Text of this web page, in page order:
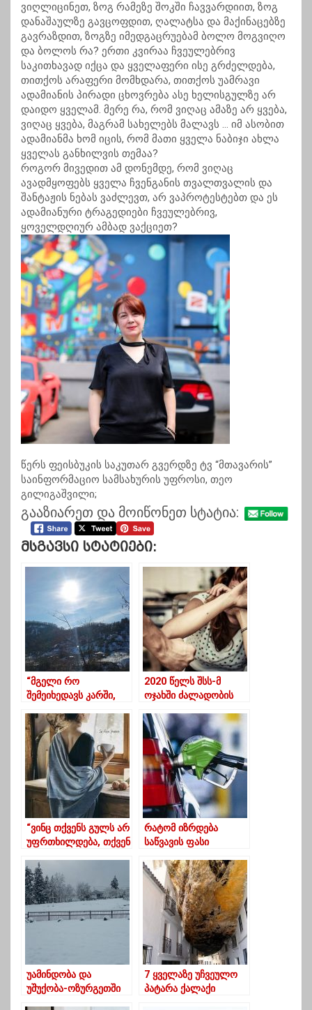
ვიღლიცინეთ, ზოგ რამეზე შოკში ჩავვარდიით, ზოგ
დანაშაულზე გავცოფდით, ღალატსა და მაქინაცებზე
გავრაზდით, ზოგზე იმედგაცრუებამ ბოლო მოგვიღო
და ბოლოს რა? ერთი კვირაა ჩვეულებრივ
საკითხავად იქცა და ყველაფერი ისე გრძელდება,
თითქოს არაფერი მომხდარა, თითქოს უამრავი
ადამიანის პირადი ცხოვრება ასე ხელისგულზე არ
დაიდო ყველამ. მერე რა, რომ ვიღაც ამაზე არ ყვება,
ვიღაც ყვება, მაგრამ სახელებს მალავს … იმ ასობით
ადამიანმა ხომ იცის, რომ მათი ყველა ნაბიჯი ახლა
ყველას განხილვის თემაა?
როგორ მივედით ამ დონემდე, რომ ვიღაც
ავადმყოფებს ყველა ჩვენგანის თვალთვალის და
შანტაჟის ნებას ვაძლევთ, არ ვაპროტესტებთ და ეს
ადამიანური ტრაგედიები ჩვეულებრივ,
ყოველდღიურ ამბად ვაქციეთ?
წერს ფეისბუკის საკუთარ გვერდზე ტვ “მთავარის”
საინფორმაციო სამსახურის უფროსი, თეო
გილიგაშვილი;
გააზიარეთ და მოიწონეთ სტატია:
Მსგავსი Სტატიები:
“მგელი რო
შემეიხედავს კარში,
ნაჭამი ვგონივარ”
2020 წელს შსს-მ
ოჯახში ძალადობის
გამოავლინა,
საიდანაც 7573 ქალია
“ვინც თქვენს გულს არ
უფრთხილდება, თქვენ
რატომ იზრდება
საწვავის ფასი
უამინდობა და
უშუქობა-ოზურგეთში
7 ყველაზე უჩვეულო
პატარა ქალაქი